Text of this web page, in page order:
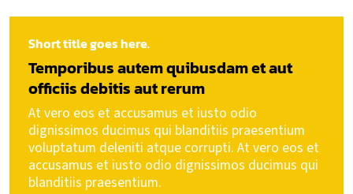
Short title goes here.
Temporibus autem quibusdam et aut
officiis debitis aut rerum
At vero eos et accusamus et iusto odio
dignissimos ducimus qui blanditiis praesentium
voluptatum deleniti atque corrupti. At vero eos et
accusamus et iusto odio dignissimos ducimus qui
blanditiis praesentium.